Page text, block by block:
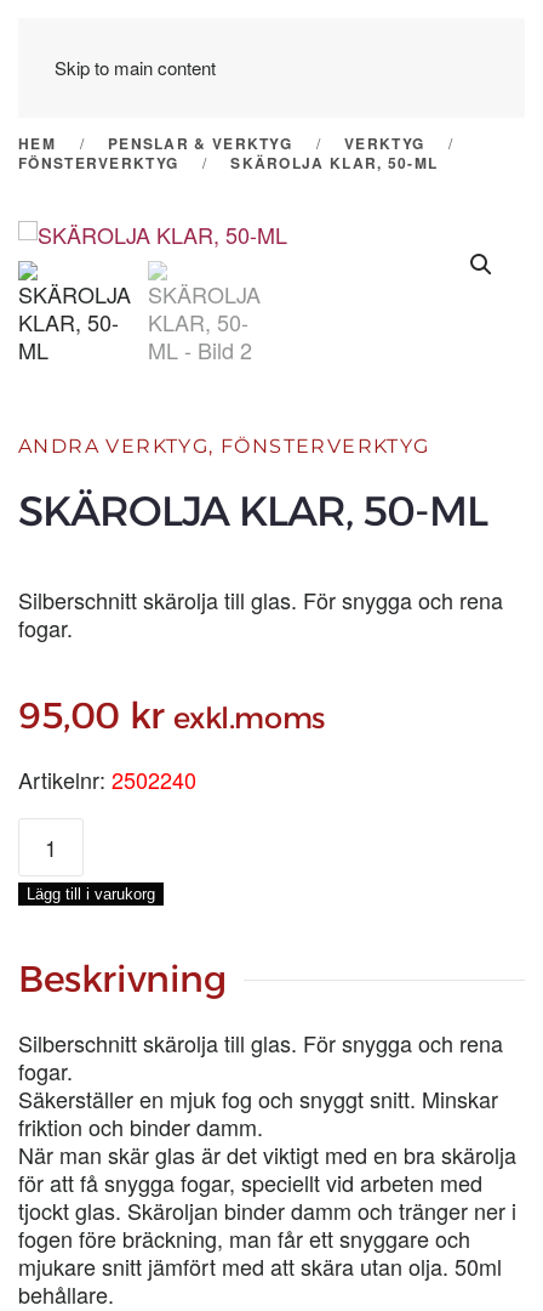
Skip to main content
HEM PENSLAR & VERKTYG
VERKTYG
FÖNSTERVERKTYG
SKÄROLJA KLAR, 50-ML
ANDRA VERKTYG, FÖNSTERVERKTYG
SKÄROLJA KLAR, 50-ML
Silberschnitt skärolja till glas. För snygga och rena
fogar.
95,00 kr exkl.moms
Artikelnr: 2502240
SKÄROLJA
KLAR,
50-
ML
Lägg till i varukorg
Beskrivning
Silberschnitt skärolja till glas. För snygga och rena
fogar.
Säkerställer en mjuk fog och snyggt snitt. Minskar
friktion och binder damm.
När man skär glas är det viktigt med en bra skärolja
för att få snygga fogar, speciellt vid arbeten med
tjockt glas. Skäroljan binder damm och tränger ner i
fogen före bräckning, man får ett snyggare och
mjukare snitt jämfört med att skära utan olja. 50ml
behållare.